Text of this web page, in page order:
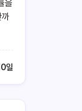
을
일